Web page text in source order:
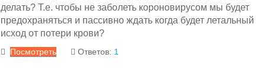
делать? Т.е. чтобы не заболеть короновирусом мы будет
предохраняться и пассивно ждать когда будет летальный
исход от потери крови?
Посмотреть Ответов: 1